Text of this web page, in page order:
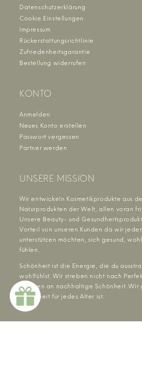
Datenschutzerklärung
Cookie Einstellungen
Impressum
Rückerstattungsrichtlinie
Zufriedenheitsgarantie
Bestellung widerrufen
KONTO
Anmelden
Neues Konto erstellen
Passwort vergessen
Partner werden
UNSERE MISSION
Wir entwickeln Kosmetikprodukte aus
Naturprodukten der Welt, allen voran
Unsere Beauty- und
Vorteil von unseren Kunden da wir
unterstützen möchten, sich gesund,
fühlen.
Schönheit ist die Energie, die du
wohlfühlst. Wir streben nicht nach
glauben an nachhaltige Schönheit. Wir
Schönheit für jedes Alter ist.